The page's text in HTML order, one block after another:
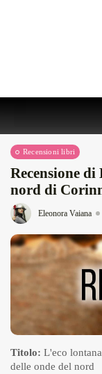
Recensioni libri
Recensione di
nord di
Eleonora Vaiana
Titolo: L'eco lontana
delle onde del nord